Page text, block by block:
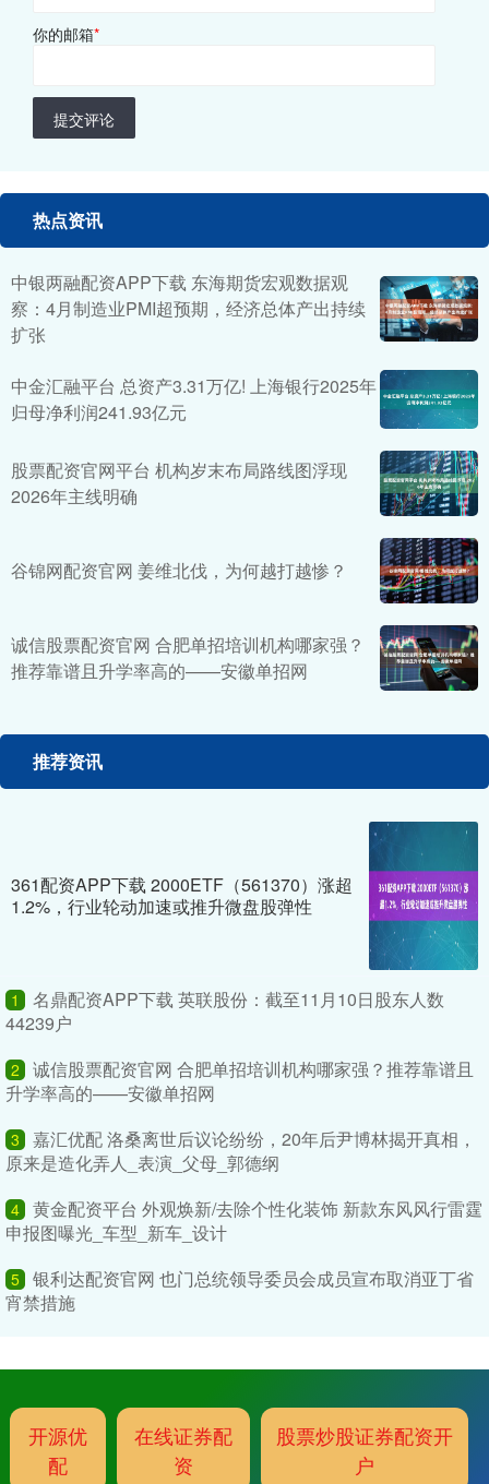
你的邮箱*
提交评论
热点资讯
中银两融配资APP下载 东海期货宏观数据观
察：4月制造业PMI超预期，经济总体产出持续
扩张
中金汇融平台 总资产3.31万亿! 上海银行2025年
归母净利润241.93亿元
股票配资官网平台 机构岁末布局路线图浮现
2026年主线明确
谷锦网配资官网 姜维北伐，为何越打越惨？
诚信股票配资官网 合肥单招培训机构哪家强？
推荐靠谱且升学率高的——安徽单招网
推荐资讯
361配资APP下载 2000ETF（561370）涨超
1.2%，行业轮动加速或推升微盘股弹性
1
名鼎配资APP下载 英联股份：截至11月10日股东人数
44239户
2
诚信股票配资官网 合肥单招培训机构哪家强？推荐靠谱且
升学率高的——安徽单招网
3
嘉汇优配 洛桑离世后议论纷纷，20年后尹博林揭开真相，
原来是造化弄人_表演_父母_郭德纲
4 黄金配资平台 外观焕新/去除个性化装饰 新款东风风行雷霆
申报图曝光_车型_新车_设计
5 银利达配资官网 也门总统领导委员会成员宣布取消亚丁省
宵禁措施
开源优
配
在线证券配
资
股票炒股证券配资开
户